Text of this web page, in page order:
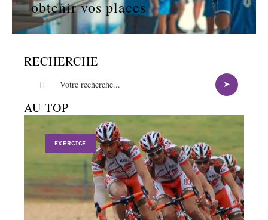
obtenir vos places
RECHERCHE
AU TOP
EXERCICE